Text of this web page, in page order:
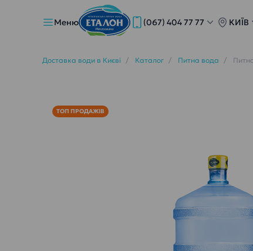
Меню (067) 404 77 77 КИЇВ
Доставка води в Києві Каталог Питна вода
ТОП ПРОДАЖІВ